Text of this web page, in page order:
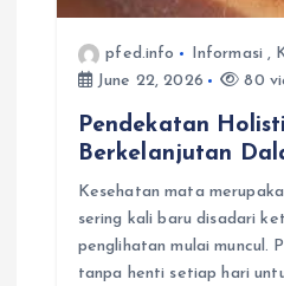
pfed.info Informasi ,
June 22, 2026
80
Pendekatan
Berkelanjutan
Kesehatan mata
sering kali baru disadari
penglihatan mulai muncul.
tanpa henti setiap hari